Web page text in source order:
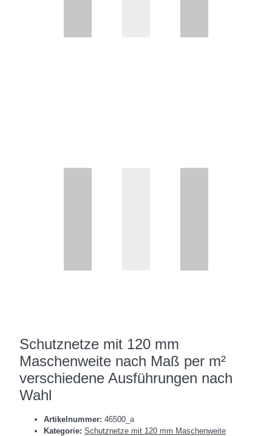
Schutznetze mit 120 mm
Maschenweite nach Maß per m²
verschiedene Ausführungen nach
Wahl
Artikelnummer: 46500_a
Kategorie: Schutznetze mit 120 mm Maschenweite